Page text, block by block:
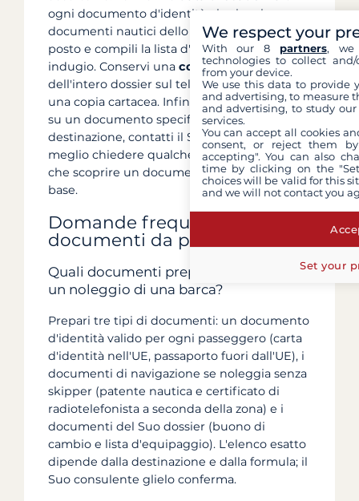
ogni documento d'identità, riunisca i
documenti nautici dello skipper in un unico
posto e compili la lista d'equipaggio senza
indugio. Conservi una copia digitale
dell'intero dossier sul telefono e, idealmente,
una copia cartacea. Infine, in caso di dubbio
su un documento specifico per la Sua
destinazione, contatti il Suo consulente: è
meglio chiedere qualche settimana prima
che scoprire un documento mancante alla
base.
Domande frequenti sui
documenti da preparare
Quali documenti preparare prima di
un noleggio di una barca?
Prepari tre tipi di documenti: un documento
d'identità valido per ogni passeggero (carta
d'identità nell'UE, passaporto fuori dall'UE), i
documenti di navigazione se noleggia senza
skipper (patente nautica e certificato di
radiotelefonista a seconda della zona) e i
documenti del Suo dossier (buono di
cambio e lista d'equipaggio). L'elenco esatto
dipende dalla destinazione e dalla formula; il
Suo consulente glielo conferma.
We respect your
With our 8 partners, we
technologies to collect
from your device.
We use this data to provide
and advertising, to measure
and advertising, to study
services.
You can accept all cookies
consent, or reject them
accepting". You can also
time by clicking on the
choices will be valid for this
and we will not contact you
Set your